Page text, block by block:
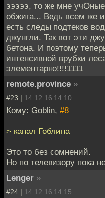
эээээ, то же мне
обжига... Ведь всем же
есть следы подтеков
джунгли. Так вот эти
бетона. И поэтому
интенсивной врубки
элементарно!!!!1111
remote.province »
#23 | 14.12.16 14:10
Кому: Goblin, #8
> канал Гоблина
Это то без сомнений.
Но по телевизору пока
Lenger »
#24 | 14.12.16 14:15